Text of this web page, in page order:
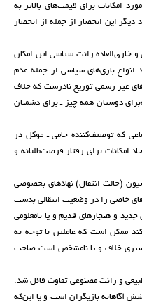
امکانات برای قیمت‌های بالاتر به
دیگر این انحصار از جمله از انحصار
رانت سیاسی این امکان
انواع بازی‌های سیاسی از جمله عدم
غیر رسمی توزیع نادرست که خلاف
دوستان همه چیز ـ برای دشمنان
که توصیف‌کننده حامی ـ موکل در
امکانات برای رفتار فرصت‌طلبانه و
(حالت انتقال) نهادهای بخصوصی
خاصی را در وضعیت انتقالی بدست
و هنجارهای قدیم و یا نامعلومی
ممکن است که عاملین با توجه به
خلاف و یا نامشخص است صاحب
و رانت مصنوعی تفاوت قائل شد.
آگاهانه بازیگران است و یا این‌که